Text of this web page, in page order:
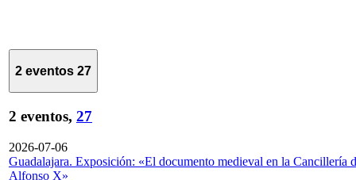
2 eventos 27
2 eventos, 27
2026-07-06
Guadalajara. Exposición: «El documento medieval en la Cancillería
Alfonso X»